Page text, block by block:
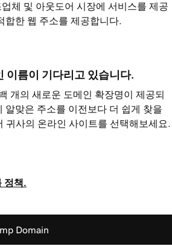
체 및 아웃도어 시장에 서비스를 제공
합한 웹 주소를 제공합니다.
이름이 기다리고 있습니다.
개의 새로운 도메인 확장명이 제공되
알맞은 주소를 이전보다 더 쉽게 찾을
귀사의 온라인 사이트를 선택해보세요.
정책.
Domain